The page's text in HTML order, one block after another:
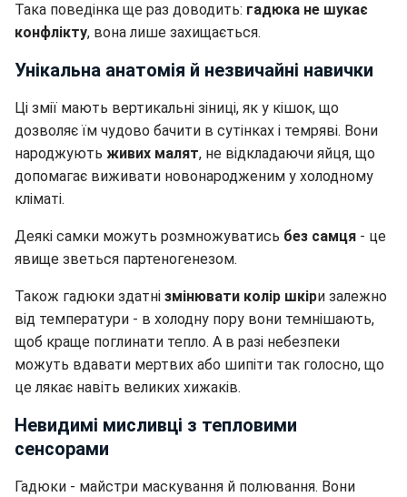
Така поведінка ще раз доводить: гадюка не шукає
конфлікту, вона лише захищається.
Унікальна анатомія й незвичайні навички
Ці змії мають вертикальні зіниці, як у кішок, що
дозволяє їм чудово бачити в сутінках і темряві. Вони
народжують живих малят, не відкладаючи яйця, що
допомагає виживати новонародженим у холодному
кліматі.
Деякі самки можуть розмножуватись без самця - це
явище зветься партеногенезом.
Також гадюки здатні змінювати колір шкіри залежно
від температури - в холодну пору вони темнішають,
щоб краще поглинати тепло. А в разі небезпеки
можуть вдавати мертвих або шипіти так голосно, що
це лякає навіть великих хижаків.
Невидимі мисливці з тепловими
сенсорами
Гадюки - майстри маскування й полювання. Вони